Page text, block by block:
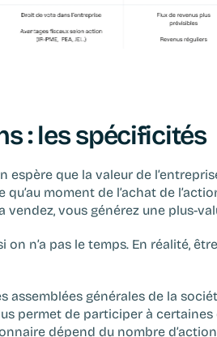
: les spécificités
espère que la valeur de
moment de l’achat de
vendez, vous générez une plus-
on n’a pas le temps. En réalité,
assemblées générales de la
permet de participer à
dépend du nombre